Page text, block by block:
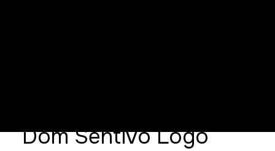
Dom Sentivo Logo